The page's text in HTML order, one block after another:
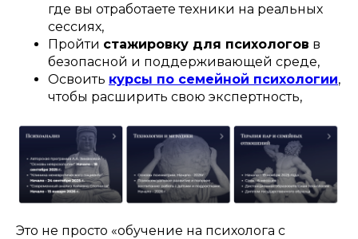
где вы отработаете техники на реальных
сессиях,
Пройти стажировку для психологов в
безопасной и поддерживающей среде,
Освоить курсы по семейной психологии,
чтобы расширить свою экспертность,
Это не просто «обучение на психолога с